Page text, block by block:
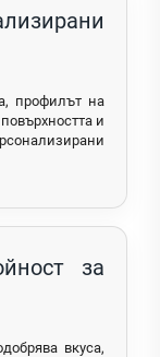
профилът на
и
за
вкуса,